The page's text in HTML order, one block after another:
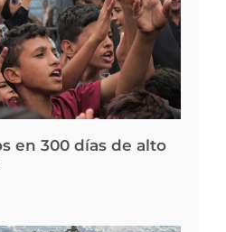
en 300 días de alto